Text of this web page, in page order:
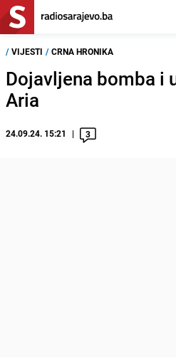
/ VIJESTI / CRNA HRONIKA
Dojavljena bomba i
Aria
24.09.24. 15:21 3